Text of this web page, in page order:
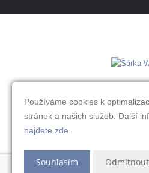
Používáme cookies k
stránek a našich služeb. Další
najdete zde
Souhlasím